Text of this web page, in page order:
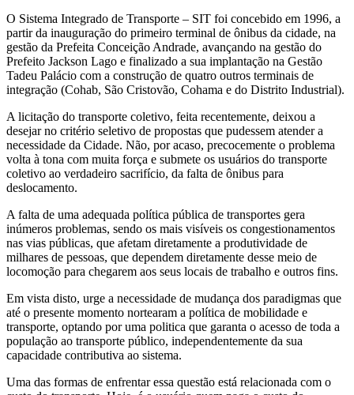
O Sistema Integrado de Transporte – SIT foi concebido em 1996, a
partir da inauguração do primeiro terminal de ônibus da cidade, na
gestão da Prefeita Conceição Andrade, avançando na gestão do
Prefeito Jackson Lago e finalizado a sua implantação na Gestão
Tadeu Palácio com a construção de quatro outros terminais de
integração (Cohab, São Cristovão, Cohama e do Distrito Industrial).
A licitação do transporte coletivo, feita recentemente, deixou a
desejar no critério seletivo de propostas que pudessem atender a
necessidade da Cidade. Não, por acaso, precocemente o problema
volta à tona com muita força e submete os usuários do transporte
coletivo ao verdadeiro sacrifício, da falta de ônibus para
deslocamento.
A falta de uma adequada política pública de transportes gera
inúmeros problemas, sendo os mais visíveis os congestionamentos
nas vias públicas, que afetam diretamente a produtividade de
milhares de pessoas, que dependem diretamente desse meio de
locomoção para chegarem aos seus locais de trabalho e outros fins.
Em vista disto, urge a necessidade de mudança dos paradigmas que
até o presente momento nortearam a política de mobilidade e
transporte, optando por uma politica que garanta o acesso de toda a
população ao transporte público, independentemente da sua
capacidade contributiva ao sistema.
Uma das formas de enfrentar essa questão está relacionada com o